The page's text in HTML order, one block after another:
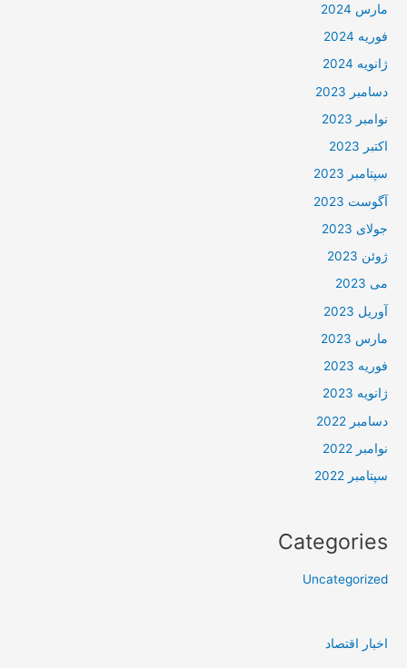
مارس 2024
فوریه 2024
ژانویه 2024
دسامبر 2023
نوامبر 2023
اکتبر 2023
سپتامبر 2023
آگوست 2023
جولای 2023
ژوئن 2023
می 2023
آوریل 2023
مارس 2023
فوریه 2023
ژانویه 2023
دسامبر 2022
نوامبر 2022
سپتامبر 2022
Categories
Uncategorized
اخبار اقتصاد